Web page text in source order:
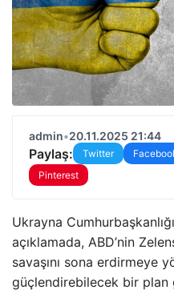
admin•20.11.2025 21:44
Paylaş: Twitter
Pinterest
Ukrayna
açıklamada, ABD’nin
savaşını sona erdirmeye
güçlendirebilecek bir